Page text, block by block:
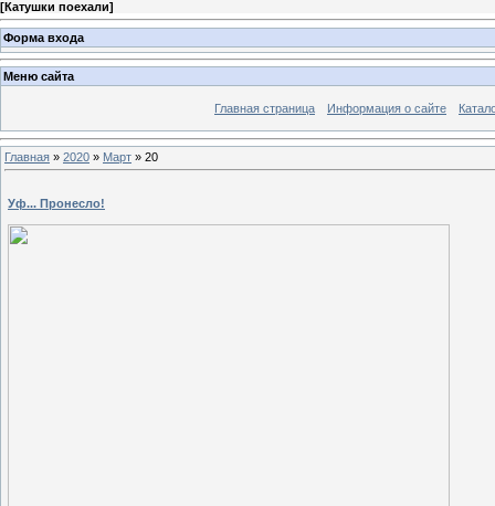
[Катушки поехали]
Форма входа
Меню сайта
Главная страница Информация о сайте
Главная » 2020 » Март » 20
Уф... Пронесло!